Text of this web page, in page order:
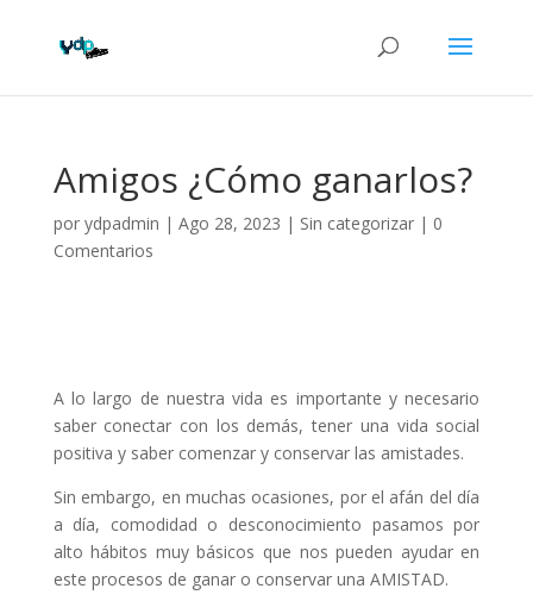
Amigos ¿Cómo ganarlos?
por ydpadmin | Ago 28, 2023 | Sin categorizar| 0
Comentarios
A lo largo de nuestra vida es importante y necesario
saber conectar con los demás, tener una vida social
positiva y saber comenzar y conservar las amistades.
Sin embargo, en muchas ocasiones, por el afán del día
a día, comodidad o desconocimiento pasamos por
alto hábitos muy básicos que nos pueden ayudar en
este procesos de ganar o conservar una AMISTAD.